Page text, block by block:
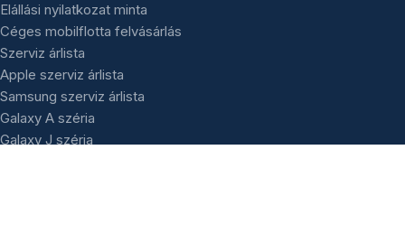
Elállási nyilatkozat minta
Céges mobilflotta felvásárlás
Szerviz árlista
Apple szerviz árlista
Samsung szerviz árlista
Galaxy A széria
Galaxy J széria